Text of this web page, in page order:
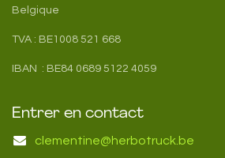
Belgique
TVA : BE1008 521 668
IBAN : BE84 0689 5122 4059
Entrer en contact
clementine@herbotruck.be